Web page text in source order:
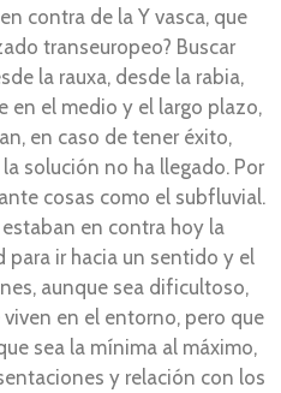
contra de la Y vasca, que
transeuropeo? Buscar
la rauxa, desde la rabia,
en el medio y el largo plazo,
en caso de tener éxito,
solución no ha llegado. Por
cosas como el subfluvial.
en contra hoy la
ir hacia un sentido y el
aunque sea dificultoso,
en el entorno, pero que
sea la mínima al máximo,
y relación con los